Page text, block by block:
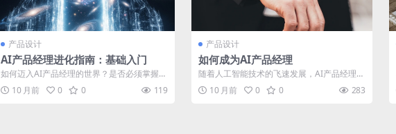
产品设计
AI产品经理进化指南：基础入门
如何迈入AI产品经理的世界？是否必须掌握技
术知识？怎样设计出精准的提示词？面对众...
10 月前 0 0 119
产品设计
如何成为AI产品经理
随着人工智能技术的飞速发展，AI产品经理这
一职位逐渐成为科技行业的香饽饽。但AI...
10 月前 0 0 283